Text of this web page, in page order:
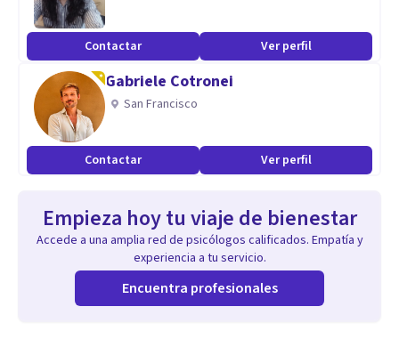
Contactar Ver perfil
Gabriele Cotronei
San Francisco
Contactar Ver perfil
Empieza hoy tu viaje de bienestar
Accede a una amplia red de psicólogos calificados. Empatía y
experiencia a tu servicio.
Encuentra profesionales